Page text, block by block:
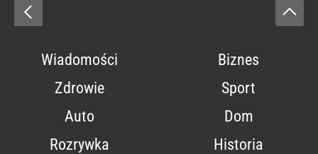
Wiadomości
Biznes
Zdrowie
Sport
Auto
Dom
Rozrywka
Historia